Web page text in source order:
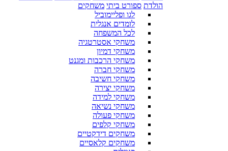
הולדת ספורט ביתי משחקים
לגו ופליימוביל
לומדים אנגלית
לכל המשפחה
משחקי אסטרטגיה
משחקי דמיון
משחקי הרכבות ומגנט
משחקי חברה
משחקי חשיבה
משחקי יצירה
משחקי למידה
משחקי נשיאה
משחקי פעולה
משחקי קלפים
משחקים דידקטיים
משחקים קלאסיים